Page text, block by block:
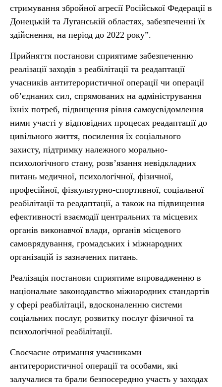
стримування збройної агресії Російської Федерації в
Донецькій та Луганській областях, забезпеченні їх
здійснення, на період до 2022 року”.
Прийняття постанови сприятиме забезпеченню
реалізації заходів з реабілітації та реадаптації
учасників антитерористичної операції чи операції
об’єднаних сил, спрямованих на адміністрування
їхніх потреб, підвищення рівня самоусвідомлення
ними участі у відповідних процесах реадаптації до
цивільного життя, посилення їх соціального
захисту, підтримку належного морально-
психологічного стану, розв’язання невідкладних
питань медичної, психологічної, фізичної,
професійної, фізкультурно-спортивної, соціальної
реабілітації та реадаптації, а також на підвищення
ефективності взаємодії центральних та місцевих
органів виконавчої влади, органів місцевого
самоврядування, громадських і міжнародних
організацій із зазначених питань.
Реалізація постанови сприятиме впровадженню в
національне законодавство міжнародних стандартів
у сфері реабілітації, вдосконаленню системи
соціальних послуг, розвитку послуг фізичної та
психологічної реабілітації.
Своєчасне отримання учасниками
антитерористичної операції та особами, які
залучалися та брали безпосередню участь у заходах